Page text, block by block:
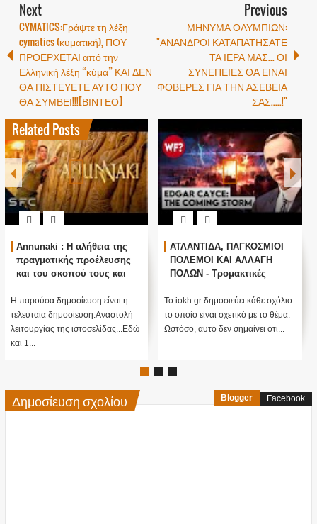
Next
CYMATICS:Γράψτε τη λέξη
cymatics (κυματική), ΠΟΥ
ΠΡΟΕΡΧΕΤΑΙ από την
Ελληνική λέξη “κύμα” ΚΑΙ ΔΕΝ
ΘΑ ΠΙΣΤΕΥΕΤΕ ΑΥΤΟ ΠΟΥ
ΘΑ ΣΥΜΒΕΙ!!![ΒΙΝΤΕΟ]
Previous
ΜΗΝΥΜΑ ΟΛΥΜΠΙΩΝ:
"ΑΝΑΝΔΡΟΙ ΚΑΤΑΠΑΤΗΣΑΤΕ
ΤΑ ΙΕΡΑ ΜΑΣ... ΟΙ
ΣΥΝΕΠΕΙΕΣ ΘΑ ΕΙΝΑΙ
ΦΟΒΕΡΕΣ ΓΙΑ ΤΗΝ ΑΣΕΒΕΙΑ
ΣΑΣ.....!"
Related Posts
Ο ΟΜΗΡΟΣ ΠΙΣΤΕΥΕΙ ΣΤΟΝ
ΠΟΥΤΙΝ ; ΑΝΕΞΗΓΗΤΗ
ΠΡΟΠΑΓΑΝΔΑ ΥΠΕΡ ΤΟΥ
ΠΟΥΤΙΝ;
ΑΝΕΞΗΓΗΤΗ ΠΡΟΠΑΓΑΝΔΑ
ΥΠΕΡ ΤΟΥ ΠΟΥΤΙΝ; ΕΙΝΑΙ
ΜΕΓΑΛΗ ΠΑΓΙΔΑ; Τι κρύβεται
πίσω από αυτό ....;Κατ' αρχάς...
1
Τα είπε όλα με μιας ! Τους
άφησε όλους άφωνους
Το iokh.gr δημοσιεύει κάθε σχόλιο
το οποίο είναι σχετικό με το θέμα.
Ωστόσο, αυτό δεν σημαίνει ότι...
Δημοσίευση σχολίου Blogger Facebook